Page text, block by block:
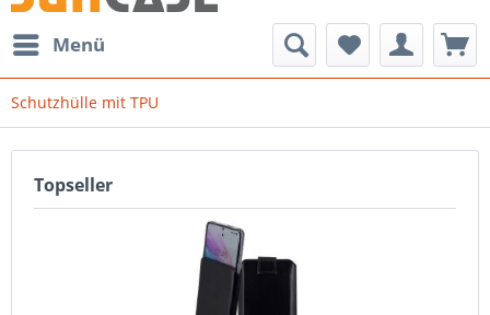
Menü
Schutzhülle mit TPU
Topseller